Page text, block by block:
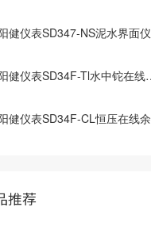
健仪表SD347-NS泥水界面仪FAQ
仪表SD34F-Tl水中铊在线分析仪常见问题解答
表SD34F-CL恒压在线余氯分析仪常见问题解答
推荐